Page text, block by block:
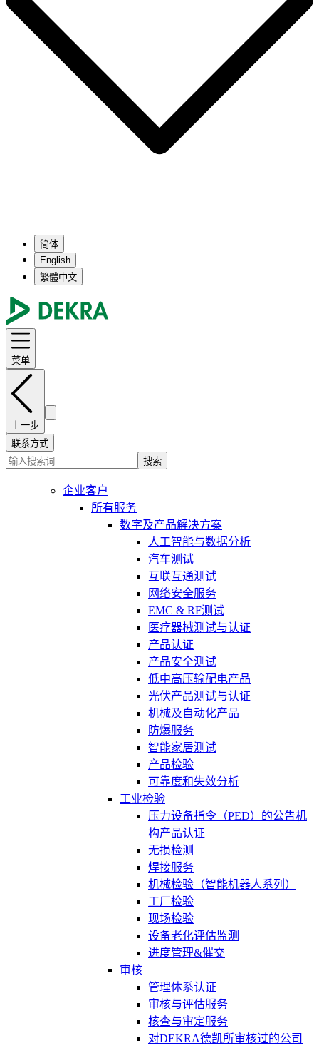
简体
English
繁體中文
菜单
上一步
联系方式
搜索
企业客户
所有服务
数字及产品解决方案
人工智能与数据分析
汽车测试
互联互通测试
网络安全服务
EMC & RF测试
医疗器械测试与认证
产品认证
产品安全测试
低中高压输配电产品
光伏产品测试与认证
机械及自动化产品
防爆服务
智能家居测试
产品检验
可靠度和失效分析
工业检验
压力设备指令（PED）的公告机
构产品认证
无损检测
焊接服务
机械检验（智能机器人系列）
工厂检验
现场检验
设备老化评估监测
进度管理&催交
审核
管理体系认证
审核与评估服务
核查与审定服务
对DEKRA德凯所审核过的公司